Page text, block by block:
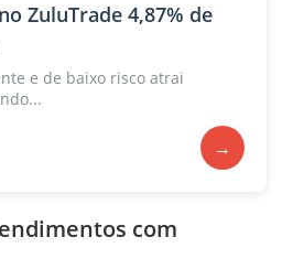
ZuluTrade 4,87% de
e de baixo risco atrai
→
com